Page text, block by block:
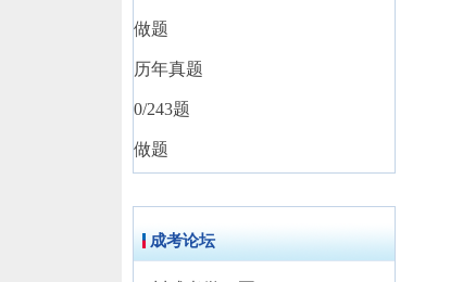
做题
历年真题
0/243题
做题
成考论坛